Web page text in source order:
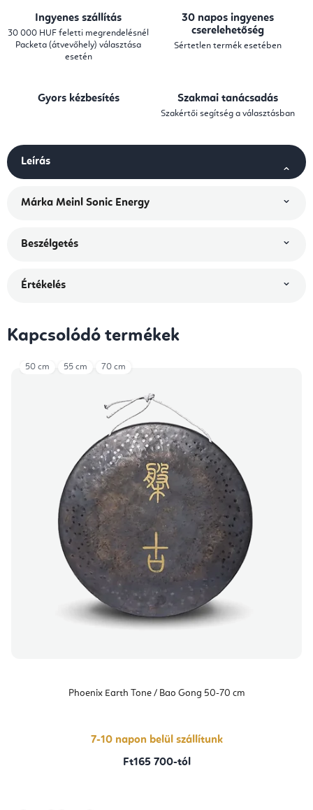
Ingyenes szállítás
30 000 HUF feletti megrendelésnél
Packeta (átvevőhely) választása
esetén
30 napos ingyenes
cserelehetőség
Sértetlen termék esetében
Gyors kézbesítés Szakmai tanácsadás
Szakértői segítség a választásban
Leírás
Márka Meinl Sonic Energy
Beszélgetés
Értékelés
Kapcsolódó termékek
Phoenix Earth Tone / Bao Gong 50-70 cm
7-10 napon belül szállítunk
Ft165 700-tól
50 cm 55 cm 70 cm